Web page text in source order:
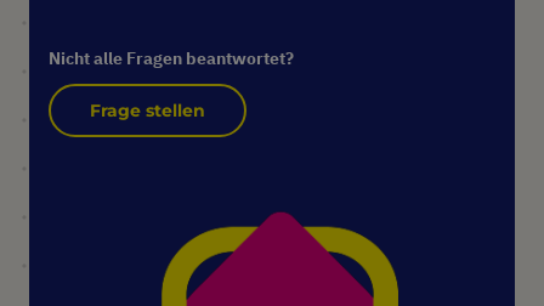
Nicht alle Fragen beantwortet?
Frage stellen